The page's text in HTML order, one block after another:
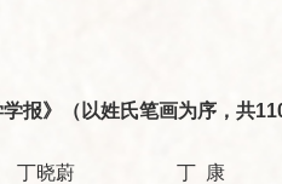
学报》（以姓氏笔画为序，共
丁晓蔚 丁 康